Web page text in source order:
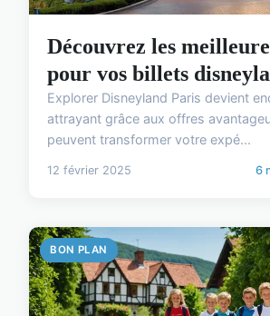
Découvrez les
pour vos billets
Explorer Disneyland Paris devient
attrayant grâce aux offres
peuvent transformer votre expé...
12 février 2025 6
BON PLAN